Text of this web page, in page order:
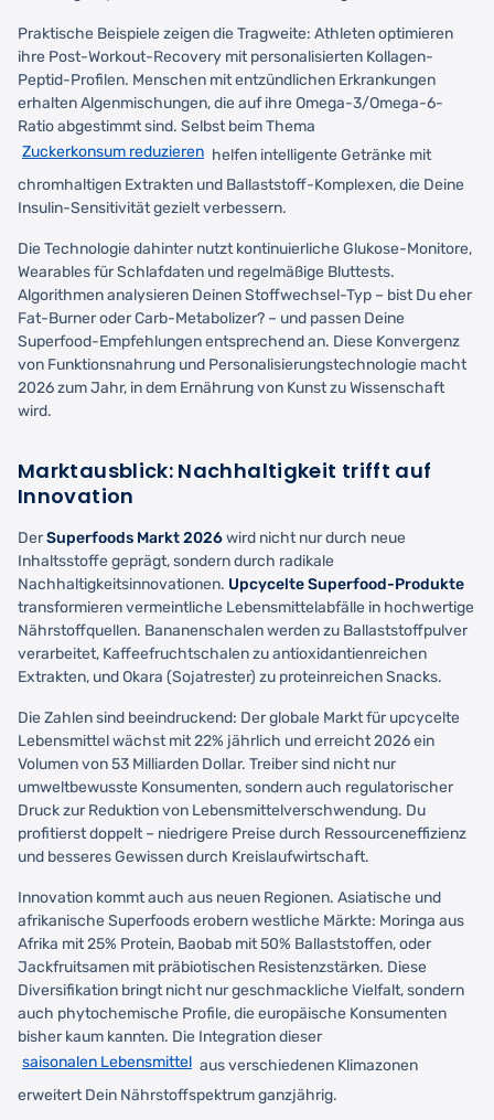
Praktische Beispiele zeigen die Tragweite: Athleten optimieren
ihre Post-Workout-Recovery mit personalisierten Kollagen-
Peptid-Profilen. Menschen mit entzündlichen Erkrankungen
erhalten Algenmischungen, die auf ihre Omega-3/Omega-6-
Ratio abgestimmt sind. Selbst beim Thema
Zuckerkonsum reduzieren helfen intelligente Getränke mit
chromhaltigen Extrakten und Ballaststoff-Komplexen, die Deine
Insulin-Sensitivität gezielt verbessern.
Die Technologie dahinter nutzt kontinuierliche Glukose-Monitore,
Wearables für Schlafdaten und regelmäßige Bluttests.
Algorithmen analysieren Deinen Stoffwechsel-Typ – bist Du eher
Fat-Burner oder Carb-Metabolizer? – und passen Deine
Superfood-Empfehlungen entsprechend an. Diese Konvergenz
von Funktionsnahrung und Personalisierungstechnologie macht
2026 zum Jahr, in dem Ernährung von Kunst zu Wissenschaft
wird.
Marktausblick: Nachhaltigkeit trifft auf
Innovation
DerSuperfoods Markt 2026wird nicht nur durch neue
Inhaltsstoffe geprägt, sondern durch radikale
Nachhaltigkeitsinnovationen. Upcycelte Superfood-Produkte
transformieren vermeintliche Lebensmittelabfälle in hochwertige
Nährstoffquellen. Bananenschalen werden zu Ballaststoffpulver
verarbeitet, Kaffeefruchtschalen zu antioxidantienreichen
Extrakten, und Okara (Sojatrester) zu proteinreichen Snacks.
Die Zahlen sind beeindruckend: Der globale Markt für upcycelte
Lebensmittel wächst mit 22% jährlich und erreicht 2026 ein
Volumen von 53 Milliarden Dollar. Treiber sind nicht nur
umweltbewusste Konsumenten, sondern auch regulatorischer
Druck zur Reduktion von Lebensmittelverschwendung. Du
profitierst doppelt – niedrigere Preise durch Ressourceneffizienz
und besseres Gewissen durch Kreislaufwirtschaft.
Innovation kommt auch aus neuen Regionen. Asiatische und
afrikanische Superfoods erobern westliche Märkte: Moringa aus
Afrika mit 25% Protein, Baobab mit 50% Ballaststoffen, oder
Jackfruitsamen mit präbiotischen Resistenzstärken. Diese
Diversifikation bringt nicht nur geschmackliche Vielfalt, sondern
auch phytochemische Profile, die europäische Konsumenten
bisher kaum kannten. Die Integration dieser
saisonalen Lebensmittel aus verschiedenen Klimazonen
erweitert Dein Nährstoffspektrum ganzjährig.